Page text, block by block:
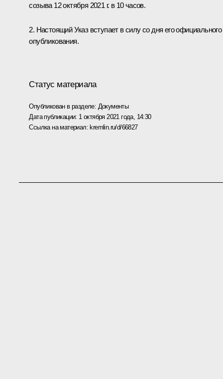
созыва 12 октября 2021 г. в 10 часов.
2. Настоящий Указ вступает в силу со дня его официального
опубликования.
Статус материала
Опубликован в разделе: Документы
Дата публикации: 1 октября 2021 года, 14:30
Ссылка на материал: kremlin.ru/d/66827